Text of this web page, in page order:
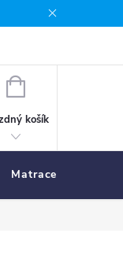
NÁKUPNÍ
košík
Matrace